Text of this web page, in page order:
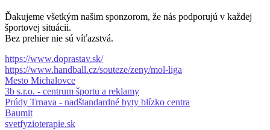
Ďakujeme všetkým našim sponzorom, že nás podporujú v každej
športovej situácii.
Bez prehier nie sú víťazstvá.
https://www.doprastav.sk/
https://www.handball.cz/souteze/zeny/mol-liga
Mesto Michalovce
3b s.r.o. - centrum športu a reklamy
Prúdy Trnava - nadštandardné byty blízko centra
Baumit
svetfyzioterapie.sk